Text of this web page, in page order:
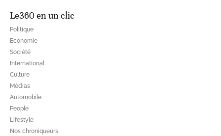
Le360 en un clic
Politique
Economie
Société
International
Culture
Médias
Automobile
People
Lifestyle
Nos chroniqueurs